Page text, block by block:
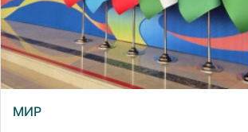
МИР